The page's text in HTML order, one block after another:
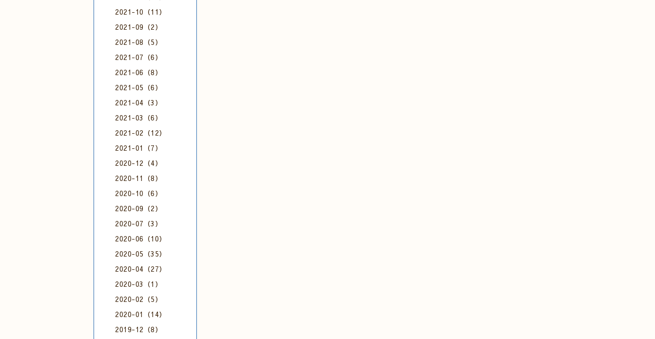
2021-10（11）
2021-09（2）
2021-08（5）
2021-07（6）
2021-06（8）
2021-05（6）
2021-04（3）
2021-03（6）
2021-02（12）
2021-01（7）
2020-12（4）
2020-11（8）
2020-10（6）
2020-09（2）
2020-07（3）
2020-06（10）
2020-05（35）
2020-04（27）
2020-03（1）
2020-02（5）
2020-01（14）
2019-12（8）